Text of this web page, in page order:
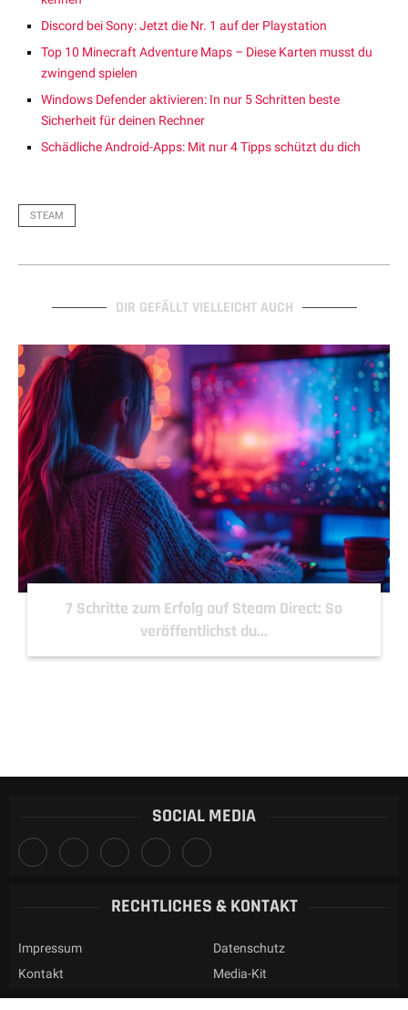
Discord bei Sony: Jetzt die Nr. 1 auf der Playstation
Top 10 Minecraft Adventure Maps – Diese Karten musst du
zwingend spielen
Windows Defender aktivieren: In nur 5 Schritten beste
Sicherheit für deinen Rechner
Schädliche Android-Apps: Mit nur 4 Tipps schützt du dich
STEAM
DIR GEFÄLLT VIELLEICHT AUCH
7 Schritte zum Erfolg auf Steam Direct: So
veröffentlichst du...
SOCIAL MEDIA
RECHTLICHES & KONTAKT
Impressum
Datenschutz
Kontakt
Media-Kit